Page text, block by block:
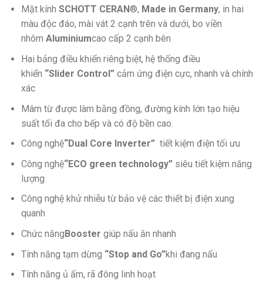
Mặt kính SCHOTT CERAN®, Made in Germany, in hai
màu độc đáo, mài vát 2 cạnh trên và dưới, bo viền
nhôm Aluminiumcao cấp 2 cạnh bên
Hai bảng điều khiển riêng biệt, hệ thống điều
khiển “Slider Control” cảm ứng điện cực, nhanh và chính
xác
Mâm từ được làm bằng đồng, đường kính lớn tạo hiệu
suất tối đa cho bếp và có độ bền cao.
Công nghệ“Dual Core Inverter”tiết kiệm điện tối ưu
Công nghệ“ECO green technology”siêu tiết kiệm năng
lượng
Công nghệ khử nhiễu từ bảo vệ các thiết bị điện xung
quanh
Chức năngBooster giúp nấu ăn nhanh
Tính năng tạm dừng “Stop and Go”khi đang nấu
Tính năng ủ ấm, rã đông linh hoạt